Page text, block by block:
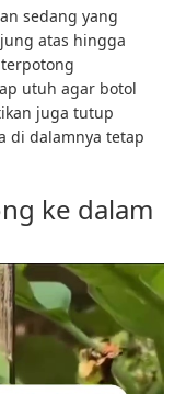
sedang yang
atas hingga
utuh agar botol
juga tutup
di dalamnya tetap
ke dalam